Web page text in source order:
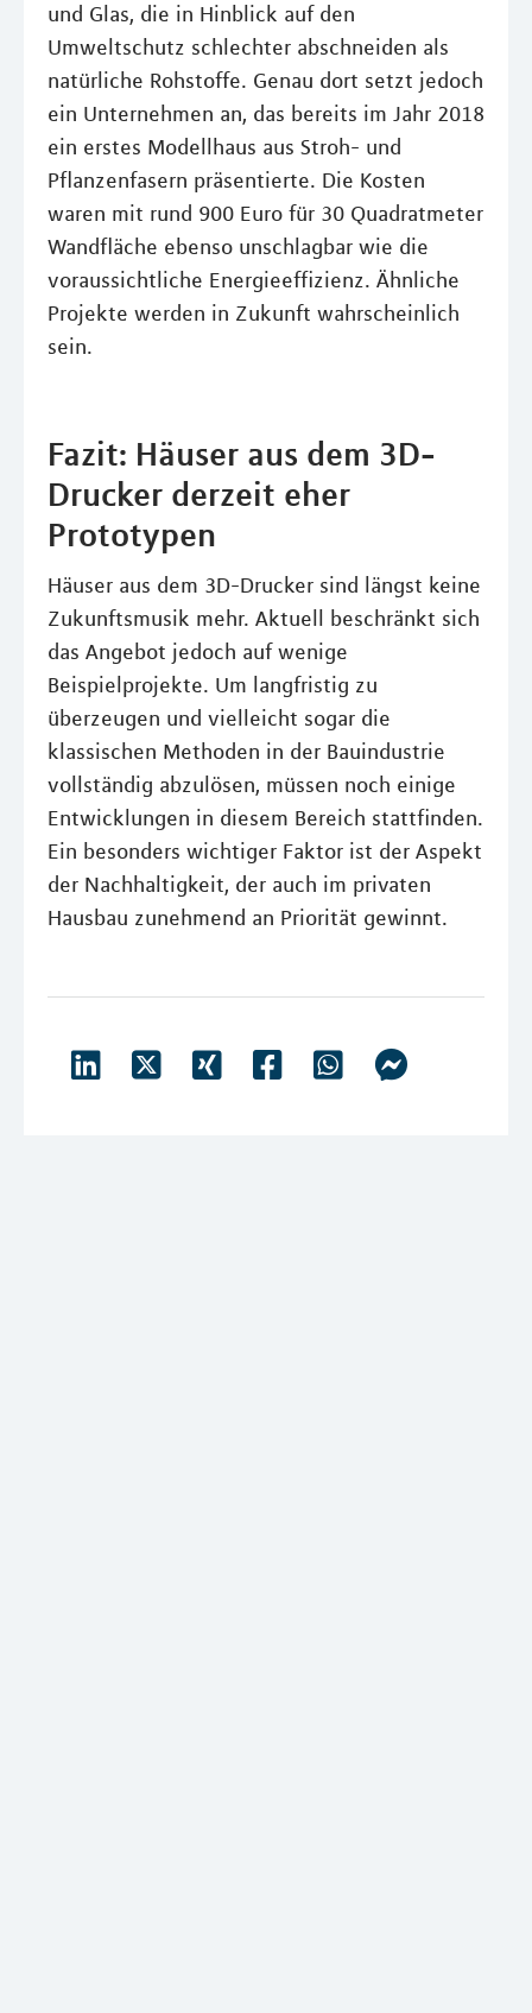
und Glas, die in Hinblick auf den
Umweltschutz schlechter abschneiden als
natürliche Rohstoffe. Genau dort setzt jedoch
ein Unternehmen an, das bereits im Jahr 2018
ein erstes Modellhaus aus Stroh- und
Pflanzenfasern präsentierte. Die Kosten
waren mit rund 900 Euro für 30 Quadratmeter
Wandfläche ebenso unschlagbar wie die
voraussichtliche Energieeffizienz. Ähnliche
Projekte werden in Zukunft wahrscheinlich
sein.
Fazit: Häuser aus dem 3D-
Drucker derzeit eher
Prototypen
Häuser aus dem 3D-Drucker sind längst keine
Zukunftsmusik mehr. Aktuell beschränkt sich
das Angebot jedoch auf wenige
Beispielprojekte. Um langfristig zu
überzeugen und vielleicht sogar die
klassischen Methoden in der Bauindustrie
vollständig abzulösen, müssen noch einige
Entwicklungen in diesem Bereich stattfinden.
Ein besonders wichtiger Faktor ist der Aspekt
der Nachhaltigkeit, der auch im privaten
Hausbau zunehmend an Priorität gewinnt.